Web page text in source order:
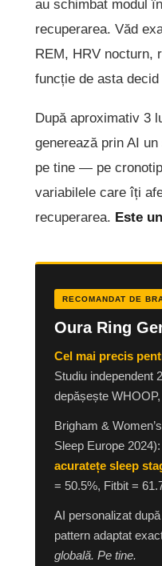
au schimbat modul
recuperarea. Văd
REM, HRV nocturn,
funcție de asta
După aproximativ 3
generează prin AI
pe tine — pe
variabilele care îți
recuperarea. Este
RECOMANDAT DE
Oura Ring
Cel mai precis
Studiu independent
depășește
Brigham &
Sleep Europe
acuratețe sleep
= 50.5%, Fitbit =
AI personalizat
pattern adaptat
globală. Pe tine.